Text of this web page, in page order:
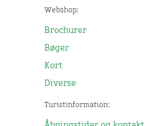
Webshop:
Brochurer
Bøger
Kort
Diverse
Turistinformation: